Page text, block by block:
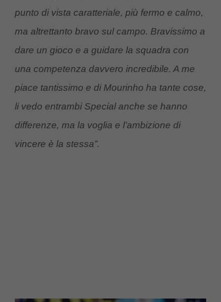
punto di vista caratteriale, più fermo e calmo,
ma altrettanto bravo sul campo. Bravissimo a
dare un gioco e a guidare la squadra con
una competenza davvero incredibile. A me
piace tantissimo e di Mourinho ha tante cose,
li vedo entrambi Special anche se hanno
differenze, ma la voglia e l’ambizione di
vincere è la stessa”.